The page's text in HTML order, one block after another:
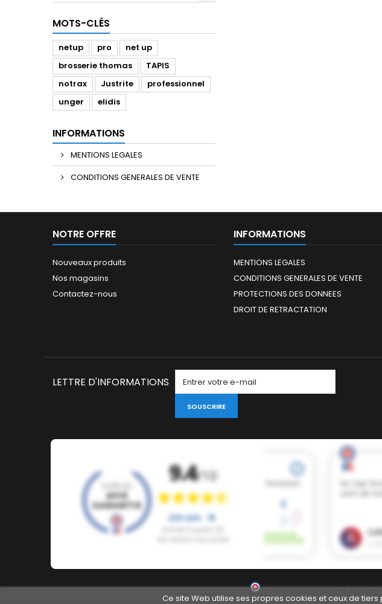
MOTS-CLÉS
netup pro
net up
brosserie thomas
TAPIS
notrax
Justrite
professionnel
unger
elidis
INFORMATIONS
MENTIONS LEGALES
CONDITIONS GENERALES DE VENTE
NOTRE OFFRE
Nouveaux produits
Nos magasins
Contactez-nous
INFORMATIONS
MENTIONS LEGALES
CONDITIONS GENERALES DE VENTE
PROTECTIONS DES DONNEES
DROIT DE RETRACTATION
LETTRE D'INFORMATIONS
SOUSCRIRE
Ce site Web utilise ses propres cookies et ceux de
Marchand approuvé par la